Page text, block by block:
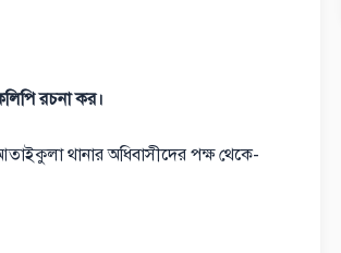
রচনা কর।
থানার অধিবাসীদের পক্ষ থেকে-